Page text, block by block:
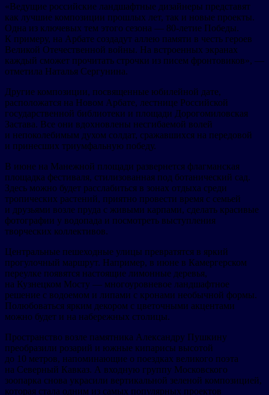
«Ведущие российские ландшафтные дизайнеры представят
как лучшие композиции прошлых лет, так и новые проекты.
Одна из ключевых тем этого сезона — 80-летие Победы.
К примеру, на Арбате создадут аллею памяти в честь героев
Великой Отечественной войны. На встроенных экранах
каждый сможет прочитать строчки из писем фронтовиков», —
отметила Наталья Сергунина.
Другие композиции, посвященные юбилейной дате,
расположатся на Новом Арбате, лестнице Российской
государственной библиотеки и площади Дорогомиловская
Застава. Все они вдохновлены несгибаемой волей
и непоколебимым духом солдат, сражавшихся на передовой
и принесших триумфальную победу.
В июне на Манежной площади развернется флагманская
площадка фестиваля, стилизованная под ботанический сад.
Здесь можно будет расслабиться в зонах отдыха среди
тропических растений, приятно провести время с семьей
и друзьями возле пруда с живыми карпами, сделать красивые
фотографии у водопада и посмотреть выступления
творческих коллективов.
Центральные пешеходные улицы превратятся в яркий
прогулочный маршрут. Например, в июне в Камергерском
переулке появятся настоящие лимонные деревья,
на Кузнецком Мосту — многоуровневое ландшафтное
решение с водоемом и липами с кронами необычной формы.
Полюбоваться ярким декором с цветочными акцентами
можно будет и на набережных столицы.
Пространство возле памятника Александру Пушкину
преобразили розарий и южные кипарисы высотой
до 10 метров, напоминающие о поездках великого поэта
на Северный Кавказ. А входную группу Московского
зоопарка снова украсили вертикальной зеленой композицией,
которая стала одним из самых популярных проектов